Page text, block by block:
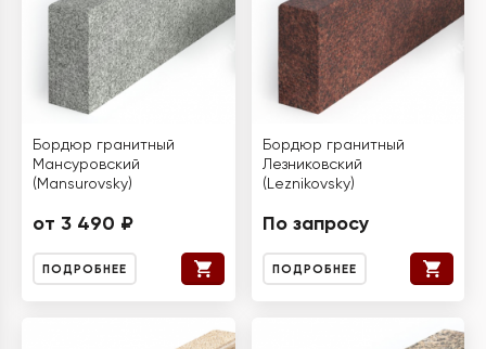
Бордюр гранитный
Мансуровский
(Mansurovsky)
от 3 490 ₽
ПОДРОБНЕЕ
Бордюр гранитный
Лезниковский
(Leznikovsky)
По запросу
ПОДРОБНЕЕ